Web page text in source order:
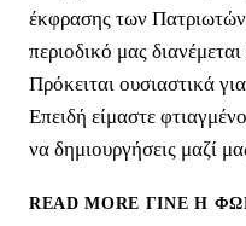
έκφρασης των
περιοδικό μας
Πρόκειται ουσιαστικά
Επειδή είμαστε
να δημιουργήσεις μαζί
READ MORE ΓΊΝΕ Η